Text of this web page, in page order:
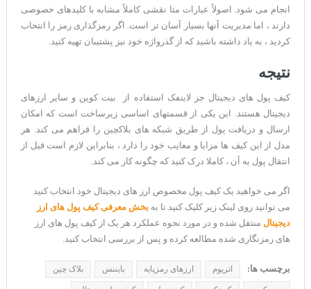
انجام می شود. اصولاً عبارات متا نقشی کاملاً مشابه با کلیدهای خصوصی
دارند ، اما مدیریت آنها بسیار آسان تر است. اگر رمزگذاری رمز را انتخاب
کردید ، به یاد داشته باشید که از گذرواژه خود نیز پشتیبان تهیه کنید.
نتیجه
کیف پول های دیجیتال جز لاینفک استفاده از بیت کوین و سایر ارزهای
دیجیتال هستند. این یکی از قسمتهای اساسی زیرساخت است که امکان
ارسال و دریافت پول از طریق شبکه های بلاکچین را فراهم می کند. هر
مدل از این کیف ها مزایا و معایب خود را دارد ، بنابراین لازم است قبل از
انتقال پول به آن ، کاملا درک کنید که چگونه کار می کند.
اگر می خواهید یک کیف پول مخصوص ارز های دیجیتال خود انتخاب کنید
می توانید روی لینک زیر کلیک کنید تا به بخش معرفی کیف پول های ارز
دیجیتال منتقل شده و در مورد نحوه عملکرد هر یک از کیف پول های ارز
های رمزنگاری شده مطالعه کرده و پس از بررسی انتخاب کنید.
برچسب ها: اتریوم ارزهای رمزپایه بایننس بلاک چین